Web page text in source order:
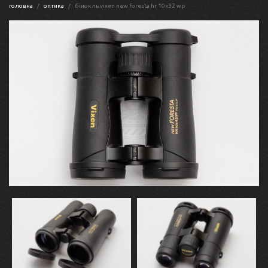
головна оптика бінокль vixen new foresta hr 10x32 wp